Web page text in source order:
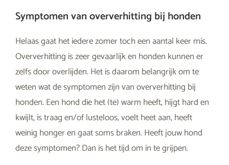
Symptomen van oververhitting bij honden
Helaas gaat het iedere zomer toch een aantal keer mis.
Oververhitting is zeer gevaarlijk en honden kunnen er
zelfs door overlijden. Het is daarom belangrijk om te
weten wat de symptomen zijn van oververhitting bij
honden. Een hond die het (te) warm heeft, hijgt hard en
kwijlt, is traag en/of lusteloos, voelt heet aan, heeft
weinig honger en gaat soms braken. Heeft jouw hond
deze symptomen? Dan is het tijd om in te grijpen.